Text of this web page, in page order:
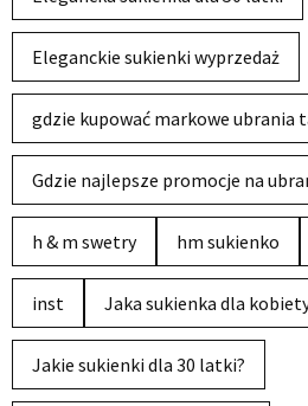
Eleganckie sukienki wyprzedaż
gdzie kupować markowe ubrania
Gdzie najlepsze promocje na
h & m swetry hm sukienko
inst Jaka sukienka dla
Jakie sukienki dla 30 latki?